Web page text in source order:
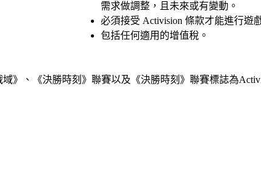
需求做調整，且未來或有變動。
必須接受 Activision 條款才能進行遊
包括任何適用的增值稅。
》、《決勝時刻》聯賽以及《決勝時刻》聯賽標誌為